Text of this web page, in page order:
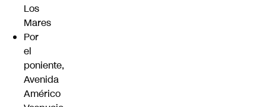
Los
Mares
Por
el
poniente,
Avenida
Américo